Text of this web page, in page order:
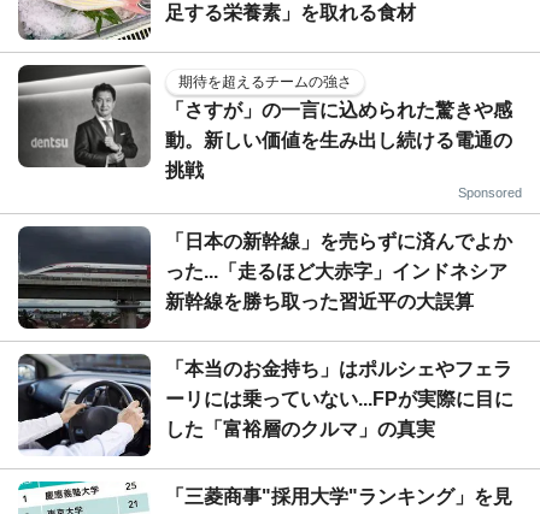
足する栄養素」を取れる食材
期待を超えるチームの強さ
「さすが」の一言に込められた驚きや感
動。新しい価値を生み出し続ける電通の
挑戦
Sponsored
「日本の新幹線」を売らずに済んでよか
った...「走るほど大赤字」インドネシア
新幹線を勝ち取った習近平の大誤算
「本当のお金持ち」はポルシェやフェラ
ーリには乗っていない...FPが実際に目に
した「富裕層のクルマ」の真実
「三菱商事"採用大学"ランキング」を見